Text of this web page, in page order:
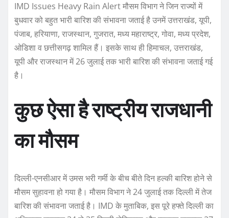
IMD Issues Heavy Rain Alert मौसम विभाग ने जिन राज्यों में
बुधवार को बहुत भारी बारिश की संभावना जताई है उनमें उत्तराखंड, यूपी,
पंजाब, हरियाणा, राजस्थान, गुजरात, मध्य महाराष्ट्र, गोवा, मध्य प्रदेश,
ओडिशा व छत्तीसगढ़ शामिल हैं। इसके साथ ही हिमाचल, उत्तराखंड,
यूपी और राजस्थान में 26 जुलाई तक भारी बारिश की संभावना जताई गई
है।
कुछ ऐसा है राष्ट्रीय राजधानी
का मौसम
दिल्ली-एनसीआर में उमस भरी गर्मी के बीच बीते दिन हल्की बारिश होने से
मौसम सुहावना हो गया है। मौसम विभाग ने 24 जुलाई तक दिल्ली में तेज
बारिश की संभावना जताई है। IMD के मुताबिक, इस पूरे हफ्ते दिल्ली का